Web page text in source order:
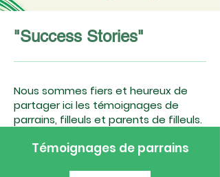
"Success Stories"
Nous sommes fiers et heureux de
partager ici les témoignages de
parrains, filleuls et parents de filleuls.
Témoignages de parrains